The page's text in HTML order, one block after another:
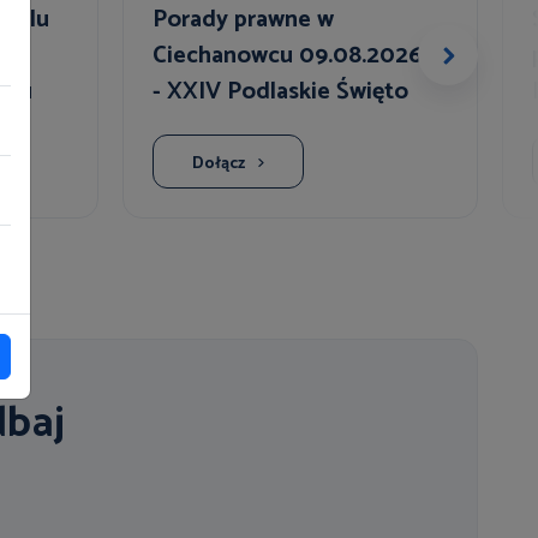
Porady prawne w
Ciechanowcu 09.08.2026r.
- XXIV Podlaskie Święto
Chleba
Dołącz